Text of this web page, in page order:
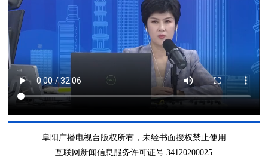
阜阳广播电视台版权所有，未经书面授权禁止使用
互联网新闻信息服务许可证号 34120200025